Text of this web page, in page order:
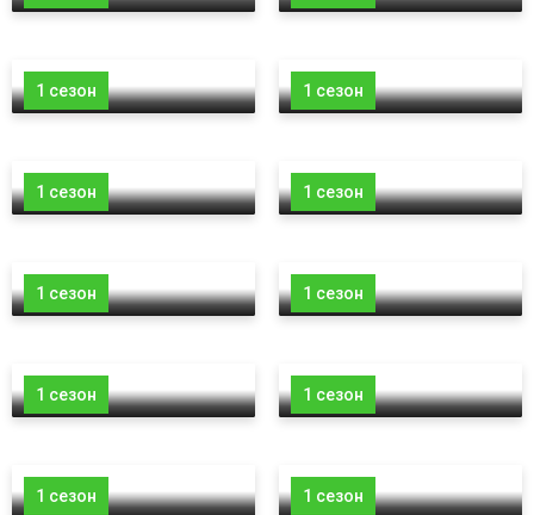
1 сезон 1 сезон
1 сезон 1 сезон
1 сезон 1 сезон
1 сезон 1 сезон
1 сезон 1 сезон